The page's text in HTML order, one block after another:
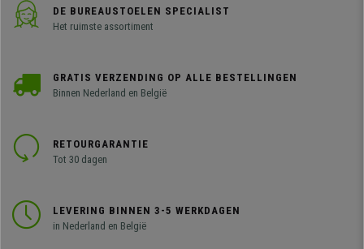
DE BUREAUSTOELEN SPECIALIST
Het ruimste assortiment
GRATIS VERZENDING OP ALLE BESTELLINGEN
Binnen Nederland en België
RETOURGARANTIE
Tot 30 dagen
LEVERING BINNEN 3-5 WERKDAGEN
in Nederland en België